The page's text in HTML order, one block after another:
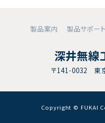
製品案内 製品サポート
深井無線
〒141-0032 東
Copyright © FUKAI